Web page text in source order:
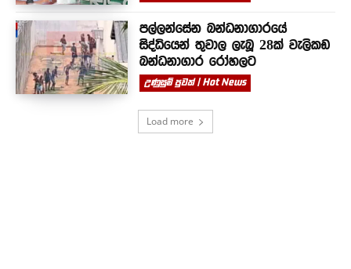
පල්ලන්සේන බන්ධනාගාරයේ
සිද්ධියෙන් තුවාල ලැබූ 28ක් වැලිකඩ
බන්ධනාගාර රෝහලට
උණුසුම් පුවත් | Hot News
Load more